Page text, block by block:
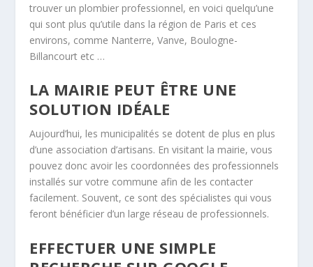
trouver un plombier professionnel, en voici quelqu’une
qui sont plus qu’utile dans la région de Paris et ces
environs, comme Nanterre, Vanve, Boulogne-
Billancourt etc …
LA MAIRIE PEUT ÊTRE UNE
SOLUTION IDÉALE
Aujourd’hui, les municipalités se dotent de plus en plus
d’une association d’artisans. En visitant la mairie, vous
pouvez donc avoir les coordonnées des professionnels
installés sur votre commune afin de les contacter
facilement. Souvent, ce sont des spécialistes qui vous
feront bénéficier d’un large réseau de professionnels.
EFFECTUER UNE SIMPLE